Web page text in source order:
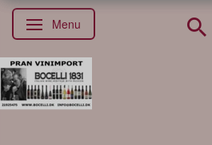
Skifte navigation
Menu